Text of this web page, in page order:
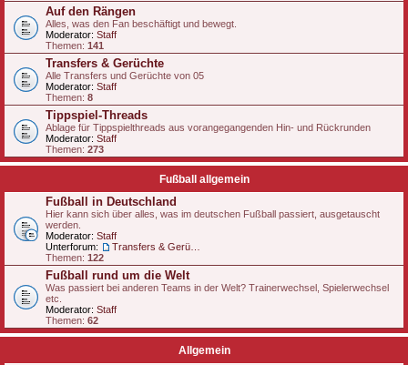
Auf den Rängen
Alles, was den Fan beschäftigt und bewegt.
Moderator: Staff
Themen: 141
Transfers & Gerüchte
Alle Transfers und Gerüchte von 05
Moderator: Staff
Themen: 8
Tippspiel-Threads
Ablage für Tippspielthreads aus vorangegangenden Hin- und Rückrunden
Moderator: Staff
Themen: 273
Fußball allgemein
Fußball in Deutschland
Hier kann sich über alles, was im deutschen Fußball passiert, ausgetauscht
werden.
Moderator: Staff
Unterforum:
Themen: 122
Fußball rund um die Welt
Was passiert bei anderen Teams in der Welt? Trainerwechsel, Spielerwechsel
etc.
Moderator: Staff
Themen: 62
Allgemein